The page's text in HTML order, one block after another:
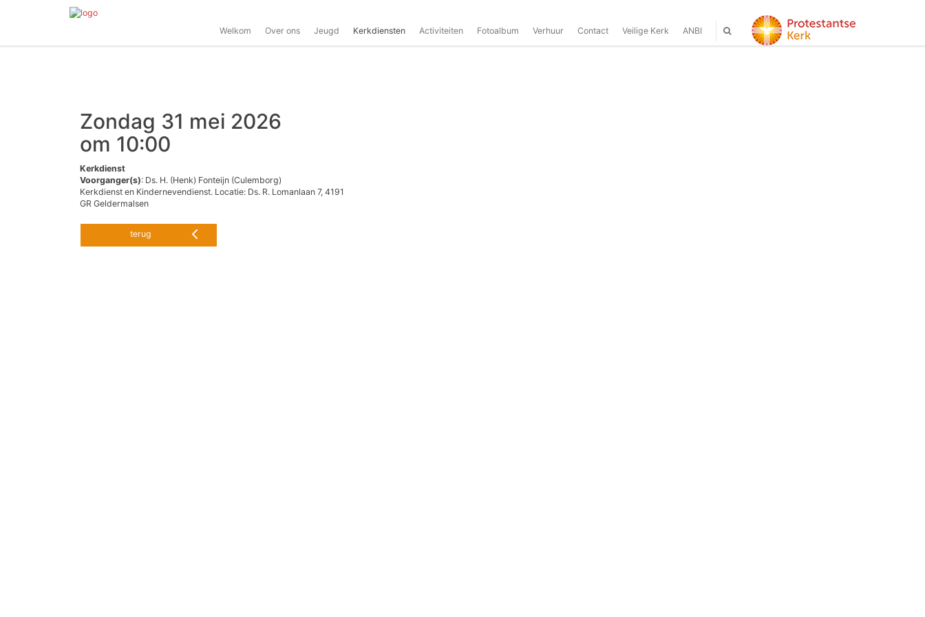
Welkom Over ons Jeugd Kerkdiensten Activiteiten Fotoalbum Verhuur Contact Veilige Kerk ANBI
Zondag 31 mei 2026
om 10:00
Kerkdienst
Voorganger(s): Ds. H. (Henk) Fonteijn (Culemborg)
Kerkdienst en Kindernevendienst. Locatie: Ds. R. Lomanlaan 7, 4191
GR Geldermalsen
terug